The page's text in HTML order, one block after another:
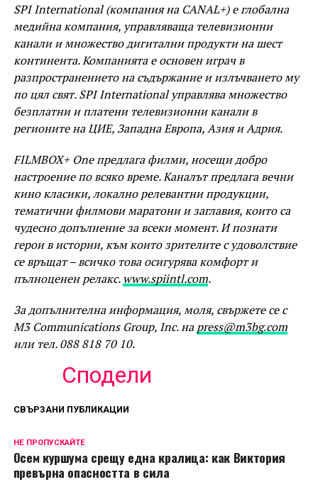
SPI International (компания на CANAL+) е глобална
медийна компания, управляваща телевизионни
канали и множество дигитални продукти на шест
континента. Компанията е основен играч в
разпространението на съдържание и излъчването му
по цял свят. SPI International управлява множество
безплатни и платени телевизионни канали в
регионите на ЦИЕ, Западна Европа, Азия и Адрия.
FILMBOX+ One предлага филми, носещи добро
настроение по всяко време. Каналът предлага вечни
кино класики, локално релевантни продукции,
тематични филмови маратони и заглавия, които са
чудесно допълнение за всеки момент. И познати
герои в истории, към които зрителите с удоволствие
се връщат – всичко това осигурява комфорт и
пълноценен релакс.www.spiintl.com.
За допълнителна информация, моля, свържете се с
M3 Communications Group, Inc. наpress@m3bg.com
или тел. 088 818 70 10.
Сподели
СВЪРЗАНИ ПУБЛИКАЦИИ
НЕ ПРОПУСКАЙТЕ
Осем куршума срещу една кралица: как Виктория
превърна опасността в сила